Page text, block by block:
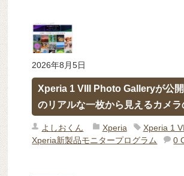
2026年8月5日
Xperia 1 VIII Photo Galleryが公
のリアルな一枚から見えるカメラ
よしおくん Xperia Xperia 1
Xperia新製品モニタープログラム
0